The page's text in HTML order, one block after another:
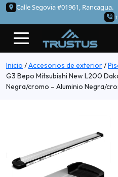
Calle Segovia #01961, Rancagua.
Inicio /Accesorios de exterior/
G3 Bepo Mitsubishi New L200
Negra/cromo – Aluminio Negra/